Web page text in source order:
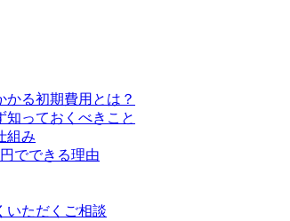
かる初期費用とは？
知っておくべきこと
組み
でできる理由
いただくご相談